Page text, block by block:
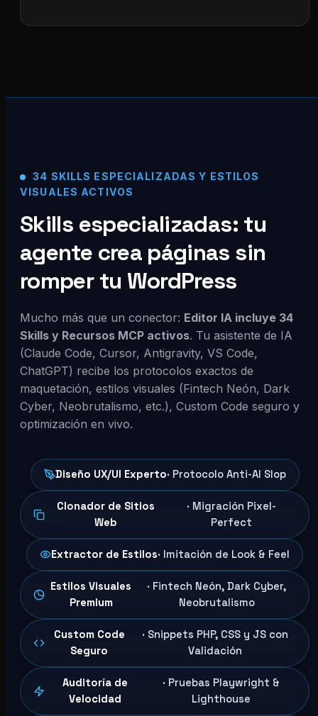
34 SKILLS ESPECIALIZADAS Y ESTILOS
VISUALES ACTIVOS
Skills especializadas: tu
agente crea páginas sin
romper tu WordPress
Mucho más que un conector: Editor IA incluye 34
Skills y Recursos MCP activos. Tu asistente de IA
(Claude Code, Cursor, Antigravity, VS Code,
ChatGPT) recibe los protocolos exactos de
maquetación, estilos visuales (Fintech Neón, Dark
Cyber, Neobrutalismo, etc.), Custom Code seguro y
optimización en vivo.
Diseño UX/UI Experto· Protocolo Anti-AI Slop
Clonador de Sitios
Web
· Migración Pixel-
Perfect
Extractor de Estilos· Imitación de Look & Feel
Estilos Visuales
Premium
· Fintech Neón, Dark Cyber,
Neobrutalismo
Custom Code
Seguro
· Snippets PHP, CSS y JS con
Validación
Auditoría de
Velocidad
· Pruebas Playwright &
Lighthouse